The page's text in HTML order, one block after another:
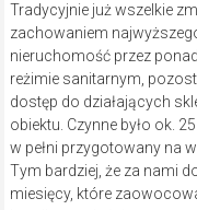
Tradycyjnie już wszelkie
zachowaniem
nieruchomość przez
reżimie sanitarnym,
dostęp do działających
obiektu. Czynne było ok.
w pełni przygotowany na
Tym bardziej, że za nami
miesięcy, które